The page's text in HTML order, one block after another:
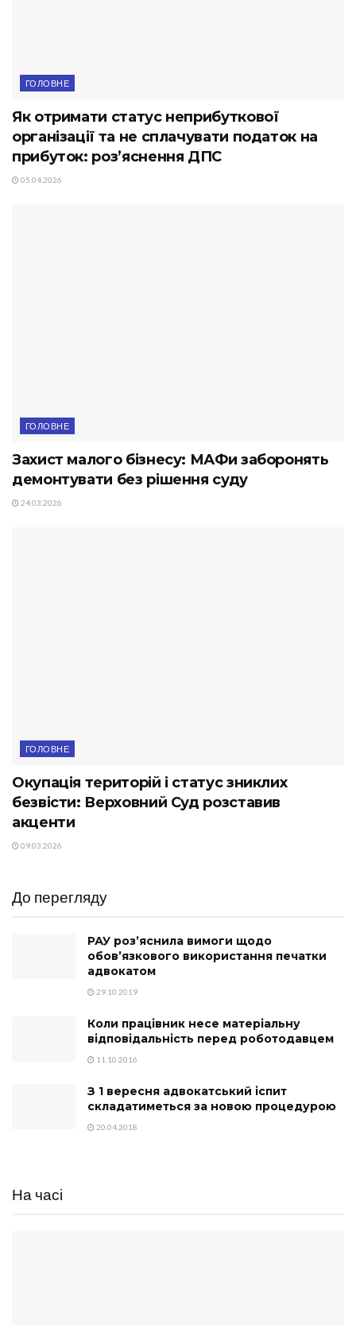
ГОЛОВНЕ
Як отримати статус неприбуткової
організації та не сплачувати податок на
прибуток: роз’яснення ДПС
05.04.2026
ГОЛОВНЕ
Захист малого бізнесу: МАФи заборонять
демонтувати без рішення суду
24.03.2026
ГОЛОВНЕ
Окупація територій і статус зниклих
безвісти: Верховний Суд розставив
акценти
09.03.2026
До перегляду
РАУ роз’яснила вимоги щодо
обов’язкового використання печатки
адвокатом
29.10.2019
Коли працівник несе матеріальну
відповідальність перед роботодавцем
11.10.2016
З 1 вересня адвокатський іспит
складатиметься за новою процедурою
20.04.2018
На часі